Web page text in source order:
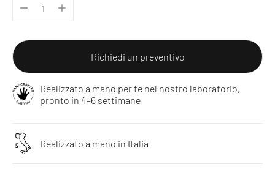
Richiedi un preventivo
Realizzato a mano per te nel nostro laboratorio,
pronto in 4–6 settimane
Realizzato a mano in Italia